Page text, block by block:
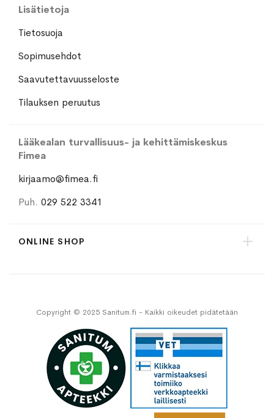
Lisätietoja
Tietosuoja
Sopimusehdot
Saavutettavuusseloste
Tilauksen peruutus
Lääkealan turvallisuus- ja kehittämiskeskus
Fimea
kirjaamo@fimea.fi
Puh. 029 522 3341
ONLINE SHOP
Copyright © 2025 Sanitum.fi - Kaikki oikeudet pidätetään